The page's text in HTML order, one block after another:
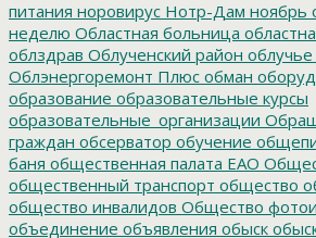
питания норовирус Нотр-Дам ноябрь
неделю Областная больница
облздрав Облученский район облучье
Облэнергоремонт Плюс обман
образование образовательные курсы
образовательные_организации
граждан обсерватор обучение
баня общественная палата ЕАО
общественный транспорт общество
общество инвалидов Общество
объединение объявления обыск